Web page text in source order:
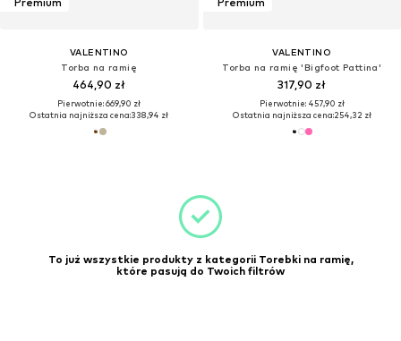
VALENTINO
Torba na ramię
464,90 zł
Pierwotnie: 669,90 zł
Ostatnia najniższa cena:338,94 zł
VALENTINO
Torba na ramię 'Bigfoot Pattina'
317,90 zł
Pierwotnie: 457,90 zł
Ostatnia najniższa cena:254,32 zł
To już wszystkie produkty z kategorii Torebki na ramię,
które pasują do Twoich filtrów